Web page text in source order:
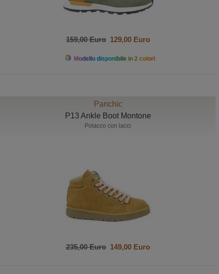
159,00 Euro129,00 Euro
Modello disponibile in 2 colori
Panchic
P13 Ankle Boot Montone
Polacco con lacci
235,00 Euro149,00 Euro